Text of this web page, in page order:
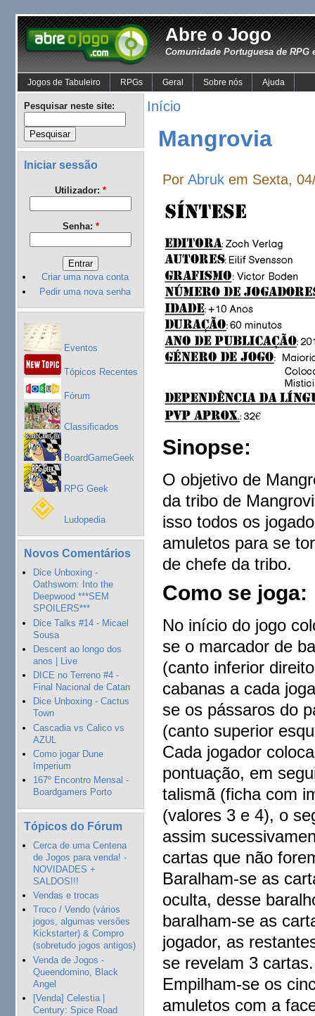
Abre o Jogo
Comunidade Portuguesa de RPG
Jogos de Tabuleiro RPGs Geral Sobre nós Ajuda
Pesquisar neste site:
Iniciar sessão
Utilizador: *
Senha: *
Criar uma nova conta
Pedir uma nova senha
Eventos
Tópicos Recentes
Fórum
Classificados
BoardGameGeek
RPG Geek
Ludopedia
Novos Comentários
Dice Unboxing -
Oathsworn: Into the
Deepwood ***SEM
SPOILERS***
Dice Talks #14 - Micael
Sousa
Descent ao longo dos
anos | Live
DICE no Terreno #4 -
Final Nacional de Catan
Dice Unboxing - Cactus
Town
Cascadia vs Calico vs
AZUL
Como jogar Dune
Imperium
167º Encontro Mensal -
Boardgamers Porto
Tópicos do Fórum
Cerca de uma Centena
de Jogos para venda! -
NOVIDADES +
SALDOS!!!
Vendas e trocas
Troco / Vendo (vários
jogos, algumas versões
Kickstarter) & Compro
(sobretudo jogos antigos)
Venda de Jogos -
Queendomino, Black
Angel
[Venda] Celestia |
Century: Spice Road
Início
Mangrovia
PorAbruk em Sexta,
Sinopse:
O objetivo de
da tribo de
isso todos os
amuletos para se
de chefe da tribo.
Como se joga:
No início do jogo
se o marcador de
(canto inferior
cabanas a cada
se os pássaros do
(canto superior
Cada jogador
pontuação, em
talismã (ficha com
(valores 3 e 4), o
assim
cartas que não
Baralham-se as
oculta, desse
baralham-se as
jogador, as
se revelam 3 cartas.
Empilham-se os
amuletos com a